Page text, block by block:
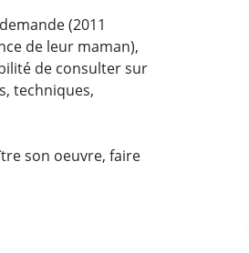
(2011
de leur maman),
de consulter sur
techniques,
son oeuvre, faire